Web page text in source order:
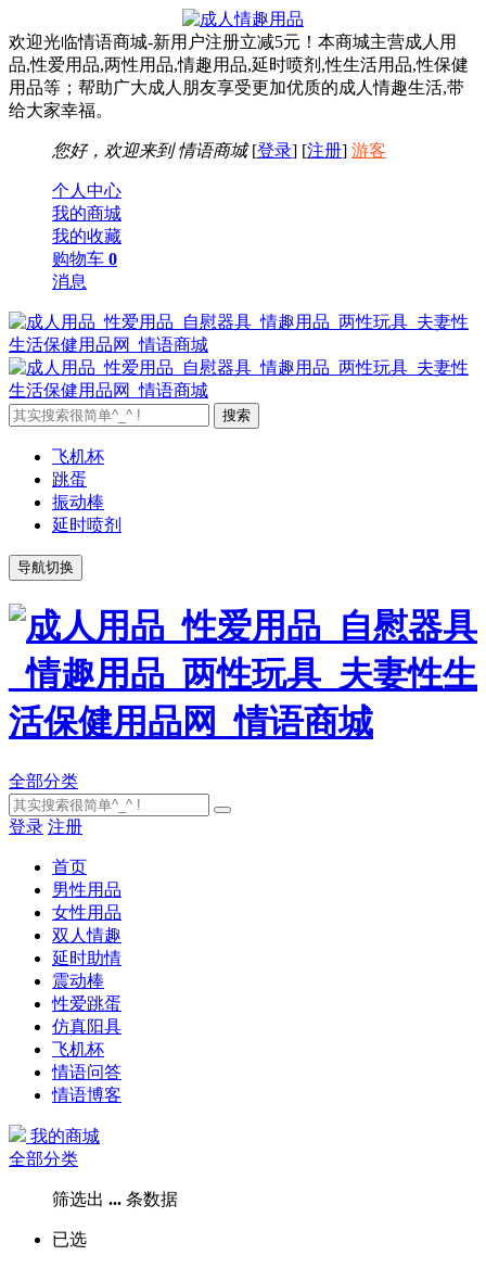
欢迎光临情语商城-新用户注册立减5元！本商城主营成人用
品,性爱用品,两性用品,情趣用品,延时喷剂,性生活用品,性保健
用品等；帮助广大成人朋友享受更加优质的成人情趣生活,带
给大家幸福。
您好，欢迎来到 情语商城[登录] [注册] 游客
个人中心
我的商城
我的收藏
购物车 0
消息
飞机杯
跳蛋
振动棒
延时喷剂
导航切换
全部分类
登录 注册
首页
男性用品
女性用品
双人情趣
延时助情
震动棒
性爱跳蛋
仿真阳具
飞机杯
情语问答
情语博客
我的商城
全部分类
筛选出 ... 条数据
已选